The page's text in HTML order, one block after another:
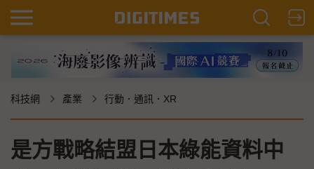
科技網 產業 行動．通訊．XR
是方戰略結盟日本綠能資料中